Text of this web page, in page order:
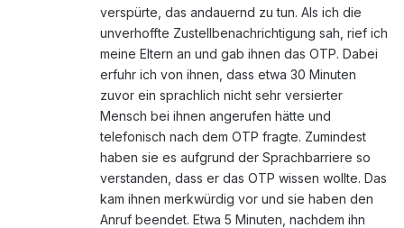
verspürte, das andauernd zu tun. Als ich die
unverhoffte Zustellbenachrichtigung sah, rief ich
meine Eltern an und gab ihnen das OTP. Dabei
erfuhr ich von ihnen, dass etwa 30 Minuten
zuvor ein sprachlich nicht sehr versierter
Mensch bei ihnen angerufen hätte und
telefonisch nach dem OTP fragte. Zumindest
haben sie es aufgrund der Sprachbarriere so
verstanden, dass er das OTP wissen wollte. Das
kam ihnen merkwürdig vor und sie haben den
Anruf beendet. Etwa 5 Minuten, nachdem ihn